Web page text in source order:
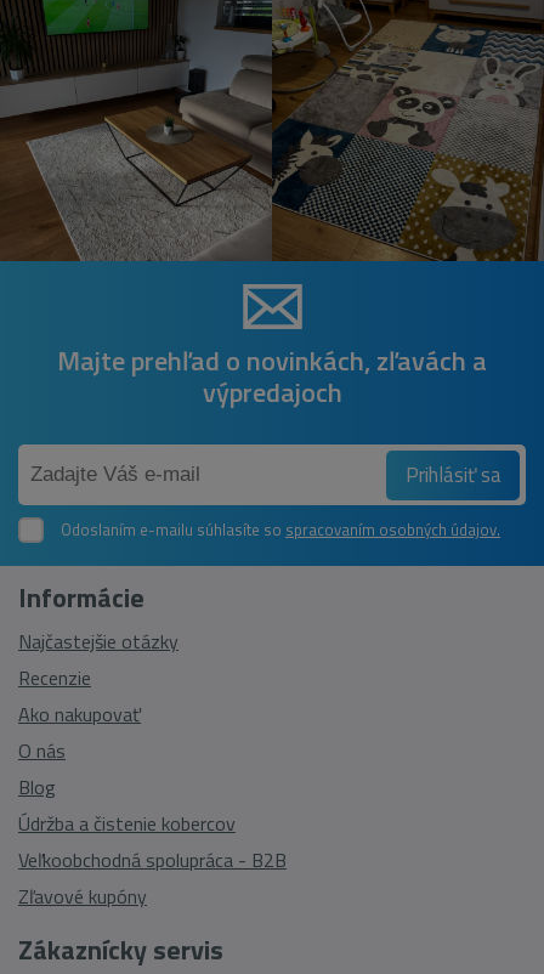
Majte prehľad o novinkách, zľavách a
výpredajoch
Prihlásiť sa
Odoslaním e-mailu súhlasíte so spracovaním osobných údajov.
Zákaznícky servis
Informácie
Najčastejšie otázky
Recenzie
Ako nakupovať
O nás
Blog
Údržba a čistenie kobercov
Veľkoobchodná spolupráca - B2B
Zľavové kupóny